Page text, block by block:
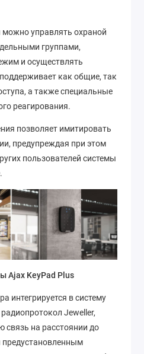
управлять охраной
группами,
и осуществлять
как общие, так
а также специальные
реагирования.
позволяет имитировать
предупреждая при этом
пользователей системы
Ajax KeyPad Plus
интегрируется в систему
Jeweller,
связь на расстоянии до
предустановленным